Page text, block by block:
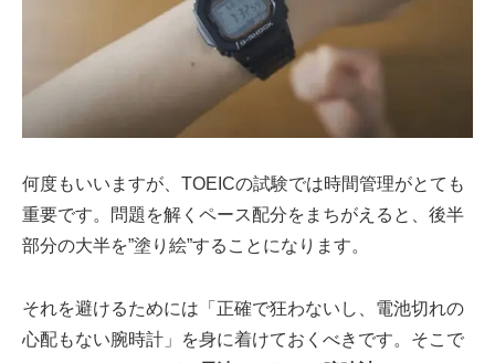
何度もいいますが、TOEICの試験では時間管理がとても
重要です。問題を解くペース配分をまちがえると、後半
部分の大半を”塗り絵”することになります。
それを避けるためには「正確で狂わないし、電池切れの
心配もない腕時計」を身に着けておくべきです。そこで